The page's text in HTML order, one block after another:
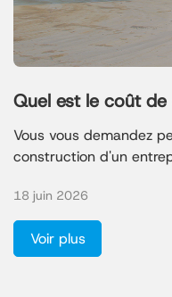
Quel est le coût
entrepôt en acier ?
Vous vous demandez
construction d'un
pied carré pour un
peuvent augmenter
18 juin 2026
Voir plus